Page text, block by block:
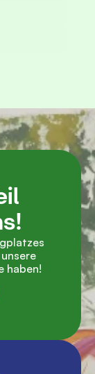
haben!